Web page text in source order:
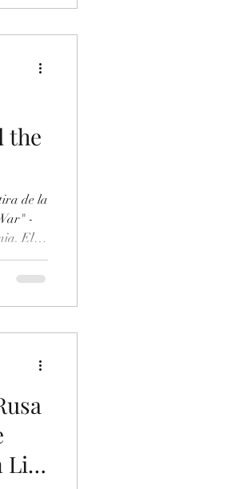
the
-
El
Luis
Lie